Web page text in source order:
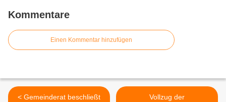
Kommentare
Einen Kommentar hinzufügen
< Gemeinderat beschließt
Vollzug der